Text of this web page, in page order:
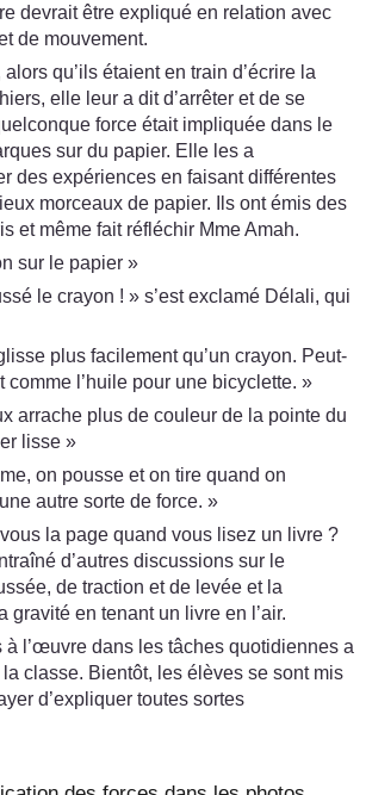
devrait être expliqué en relation avec
de mouvement.
qu’ils étaient en train d’écrire la
elle leur a dit d’arrêter et de se
force était impliquée dans le
sur du papier. Elle les a
des expériences en faisant différentes
morceaux de papier. Ils ont émis des
et même fait réfléchir Mme Amah.
sur le papier »
le crayon ! » s’est exclamé Délali, qui
plus facilement qu’un crayon. Peut-
comme l’huile pour une bicyclette. »
arrache plus de couleur de la pointe du
lisse »
on pousse et on tire quand on
autre sorte de force. »
la page quand vous lisez un livre ?
d’autres discussions sur le
de traction et de levée et la
gravité en tenant un livre en l’air.
à l’œuvre dans les tâches quotidiennes a
classe. Bientôt, les élèves se sont mis
d’expliquer toutes sortes